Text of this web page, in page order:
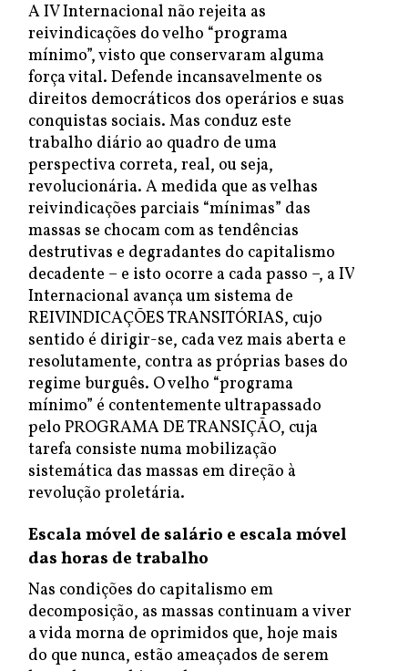
A IV Internacional não rejeita as
reivindicações do velho “programa
mínimo”, visto que conservaram alguma
força vital. Defende incansavelmente os
direitos democráticos dos operários e suas
conquistas sociais. Mas conduz este
trabalho diário ao quadro de uma
perspectiva correta, real, ou seja,
revolucionária. A medida que as velhas
reivindicações parciais “mínimas” das
massas se chocam com as tendências
destrutivas e degradantes do capitalismo
decadente – e isto ocorre a cada passo –, a IV
Internacional avança um sistema de
REIVINDICAÇÕES TRANSITÓRIAS, cujo
sentido é dirigir-se, cada vez mais aberta e
resolutamente, contra as próprias bases do
regime burguês. O velho “programa
mínimo” é contentemente ultrapassado
pelo PROGRAMA DE TRANSIÇÃO, cuja
tarefa consiste numa mobilização
sistemática das massas em direção à
revolução proletária.
Escala móvel de salário e escala móvel
das horas de trabalho
Nas condições do capitalismo em
decomposição, as massas continuam a viver
a vida morna de oprimidos que, hoje mais
do que nunca, estão ameaçados de serem